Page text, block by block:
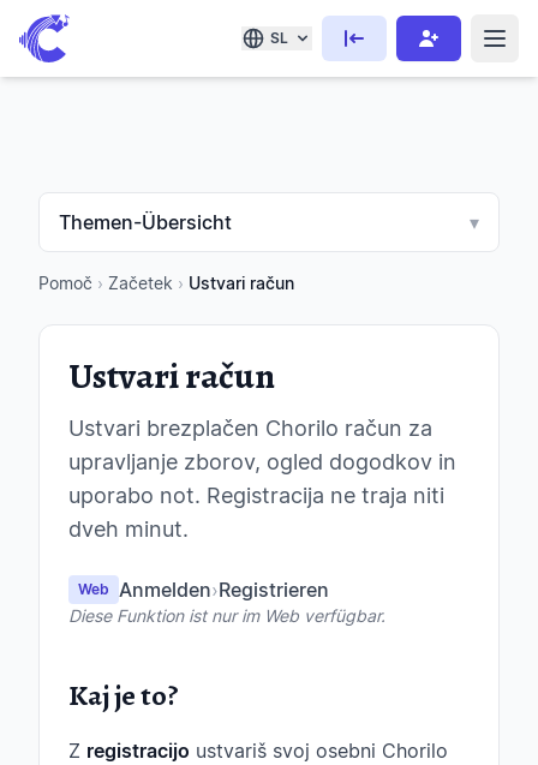
SL
Themen-Übersicht ▾
Pomoč › Začetek › Ustvari račun
Ustvari račun
Ustvari brezplačen Chorilo račun za
upravljanje zborov, ogled dogodkov in
uporabo not. Registracija ne traja niti
dveh minut.
Web Anmelden›Registrieren
Diese Funktion ist nur im Web verfügbar.
Kaj je to?
Z registracijo ustvariš svoj osebni Chorilo